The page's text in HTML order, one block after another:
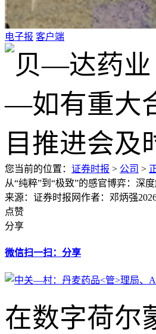
电子报 客户端
您当前的位置： 证券时报 > 公司 >
从“纯粹”到“极致”的感官博弈：深
来源：证券时报网作者：邓炳强
点赞
分享
微信扫一扫：分享
在数字荷尔